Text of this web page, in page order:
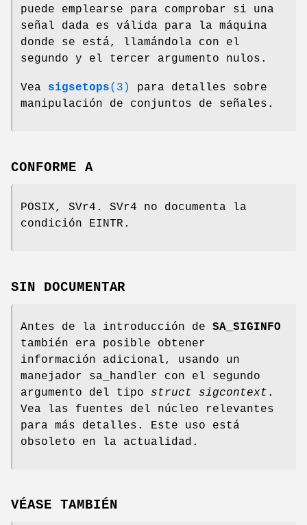
puede emplearse para comprobar si una
señal dada es válida para la máquina
donde se está, llamándola con el
segundo y el tercer argumento nulos.
Vea sigsetops(3)
para detalles sobre
manipulación de conjuntos de señales.
CONFORME A
POSIX, SVr4. SVr4 no documenta la
condición EINTR.
SIN DOCUMENTAR
Antes de la introducción de SA_SIGINFO
también era posible obtener
información adicional, usando un
manejador sa_handler con el segundo
argumento del tipo struct sigcontext .
Vea las fuentes del núcleo relevantes
para más detalles. Este uso está
obsoleto en la actualidad.
VÉASE TAMBIÉN